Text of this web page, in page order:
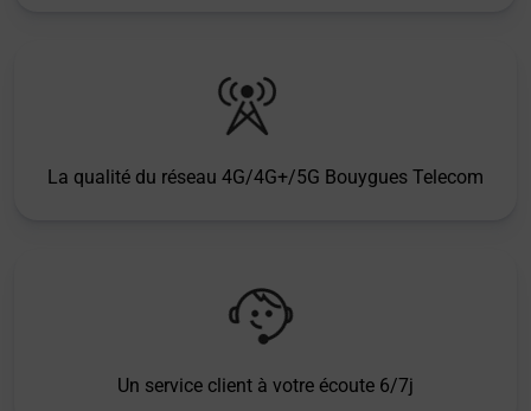
La qualité du réseau 4G/4G+/5G Bouygues Telecom
Un service client à votre écoute 6/7j